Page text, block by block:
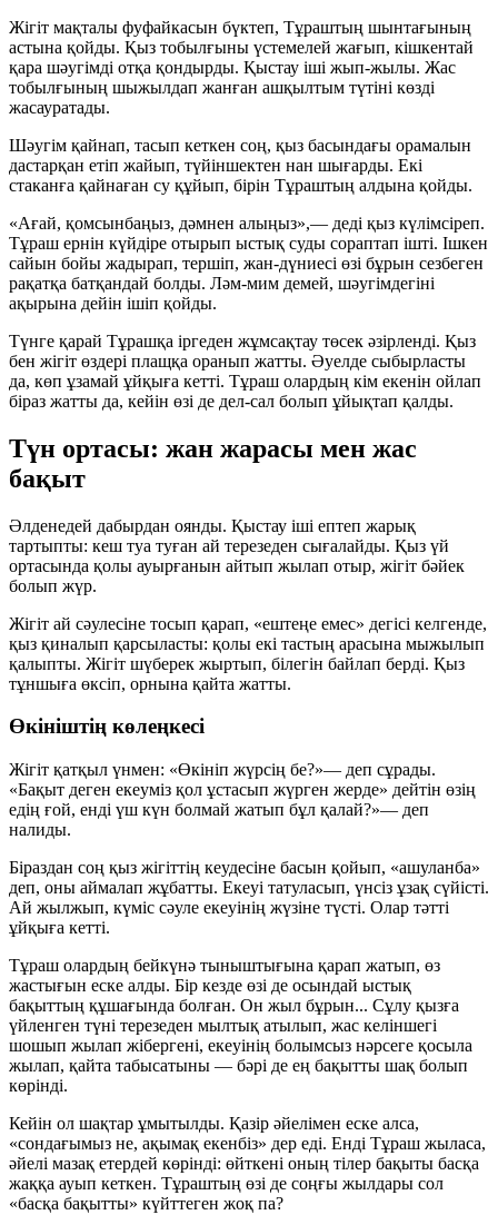
Жігіт мақталы фуфайкасын бүктеп, Тұраштың шынтағының
астына қойды. Қыз тобылғыны үстемелей жағып, кішкентай
қара шәугімді отқа қондырды. Қыстау іші жып-жылы. Жас
тобылғының шыжылдап жанған ашқылтым түтіні көзді
жасауратады.
Шәугім қайнап, тасып кеткен соң, қыз басындағы орамалын
дастарқан етіп жайып, түйіншектен нан шығарды. Екі
стаканға қайнаған су құйып, бірін Тұраштың алдына қойды.
«Ағай, қомсынбаңыз, дәмнен алыңыз»,— деді қыз күлімсіреп.
Тұраш ернін күйдіре отырып ыстық суды сораптап ішті. Ішкен
сайын бойы жадырап, тершіп, жан-дүниесі өзі бұрын сезбеген
рақатқа батқандай болды. Ләм-мим демей, шәугімдегіні
ақырына дейін ішіп қойды.
Түнге қарай Тұрашқа іргеден жұмсақтау төсек әзірленді. Қыз
бен жігіт өздері плащқа оранып жатты. Әуелде сыбырласты
да, көп ұзамай ұйқыға кетті. Тұраш олардың кім екенін ойлап
біраз жатты да, кейін өзі де дел-сал болып ұйықтап қалды.
Түн ортасы: жан жарасы мен жас
бақыт
Әлденедей дабырдан оянды. Қыстау іші ептеп жарық
тартыпты: кеш туа туған ай терезеден сығалайды. Қыз үй
ортасында қолы ауырғанын айтып жылап отыр, жігіт бәйек
болып жүр.
Жігіт ай сәулесіне тосып қарап, «ештеңе емес» дегісі келгенде,
қыз қиналып қарсыласты: қолы екі тастың арасына мыжылып
қалыпты. Жігіт шүберек жыртып, білегін байлап берді. Қыз
тұншыға өксіп, орнына қайта жатты.
Өкініштің көлеңкесі
Жігіт қатқыл үнмен: «Өкініп жүрсің бе?»— деп сұрады.
«Бақыт деген екеуміз қол ұстасып жүрген жерде» дейтін өзің
едің ғой, енді үш күн болмай жатып бұл қалай?»— деп
налиды.
Біраздан соң қыз жігіттің кеудесіне басын қойып, «ашуланба»
деп, оны аймалап жұбатты. Екеуі татуласып, үнсіз ұзақ сүйісті.
Ай жылжып, күміс сәуле екеуінің жүзіне түсті. Олар тәтті
ұйқыға кетті.
Тұраш олардың бейкүнә тыныштығына қарап жатып, өз
жастығын еске алды. Бір кезде өзі де осындай ыстық
бақыттың құшағында болған. Он жыл бұрын... Сұлу қызға
үйленген түні терезеден мылтық атылып, жас келіншегі
шошып жылап жібергені, екеуінің болымсыз нәрсеге қосыла
жылап, қайта табысатыны — бәрі де ең бақытты шақ болып
көрінді.
Кейін ол шақтар ұмытылды. Қазір әйелімен еске алса,
«сондағымыз не, ақымақ екенбіз» дер еді. Енді Тұраш жыласа,
әйелі мазақ етердей көрінді: өйткені оның тілер бақыты басқа
жаққа ауып кеткен. Тұраштың өзі де соңғы жылдары сол
«басқа бақытты» күйттеген жоқ па?